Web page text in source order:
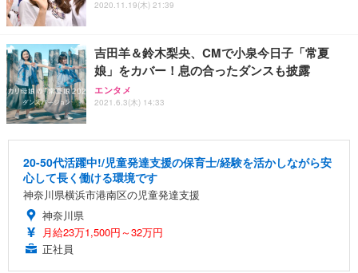
2020.11.19(木) 21:39
吉田羊＆鈴木梨央、CMで小泉今日子「常夏
娘」をカバー！息の合ったダンスも披露
エンタメ
2021.6.3(木) 14:33
20-50代活躍中!/児童発達支援の保育士/経験を活かしながら安
心して長く働ける環境です
神奈川県横浜市港南区の児童発達支援
神奈川県
月給23万1,500円～32万円
正社員